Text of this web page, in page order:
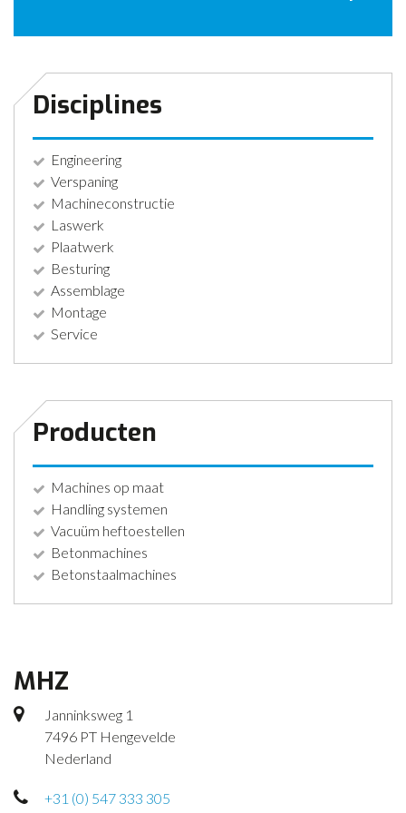
Disciplines
Engineering
Verspaning
Machineconstructie
Laswerk
Plaatwerk
Besturing
Assemblage
Montage
Service
Producten
Machines op maat
Handling systemen
Vacuüm heftoestellen
Betonmachines
Betonstaalmachines
MHZ
Janninksweg 1
7496 PT Hengevelde
Nederland
+31 (0) 547 333 305